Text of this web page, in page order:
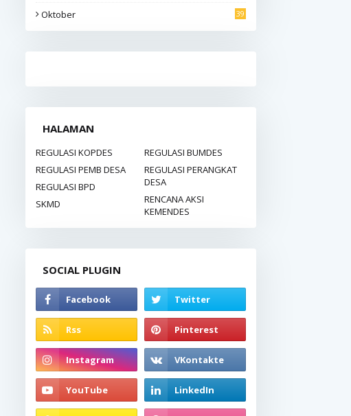
Oktober 39
HALAMAN
REGULASI KOPDES
REGULASI BUMDES
REGULASI PEMB DESA
REGULASI PERANGKAT
DESA
REGULASI BPD
RENCANA AKSI
KEMENDES
SKMD
SOCIAL PLUGIN